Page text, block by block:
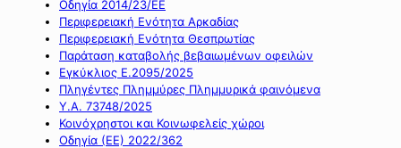
Οδηγία 2014/23/ΕΕ
Περιφερειακή Ενότητα Αρκαδίας
Περιφερειακή Ενότητα Θεσπρωτίας
Παράταση καταβολής βεβαιωμένων οφειλών
Εγκύκλιος Ε.2095/2025
Πληγέντες Πλημμύρες Πλημμυρικά φαινόμενα
Υ.Α. 73748/2025
Κοινόχρηστοι και Κοινωφελείς χώροι
Οδηγία (ΕΕ) 2022/362